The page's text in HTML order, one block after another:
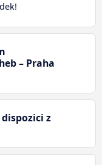
– Praha
z